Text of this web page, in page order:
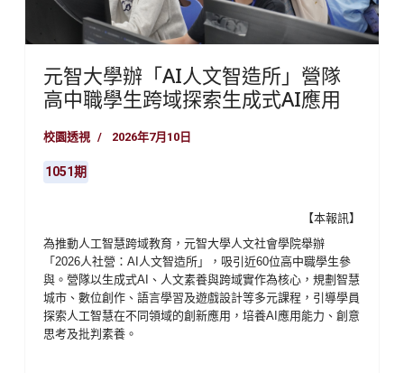
元智大學辦「AI人文智造所」營隊
高中職學生跨域探索生成式AI應用
校園透視 2026年7月10日
1051期
【本報訊】
為推動人工智慧跨域教育，元智大學人文社會學院舉辦
「 2026人社營： AI 人文智造所」，吸引近60位高中職學生參
與。營隊以生成式AI 、人文素養與跨域實作為核心，規劃智慧
城市、數位創作、語言學習及遊戲設計等多元課程，引導學員
探索人工智慧在不同領域的創新應用，培養AI 應用能力、創意
思考及批判素養。